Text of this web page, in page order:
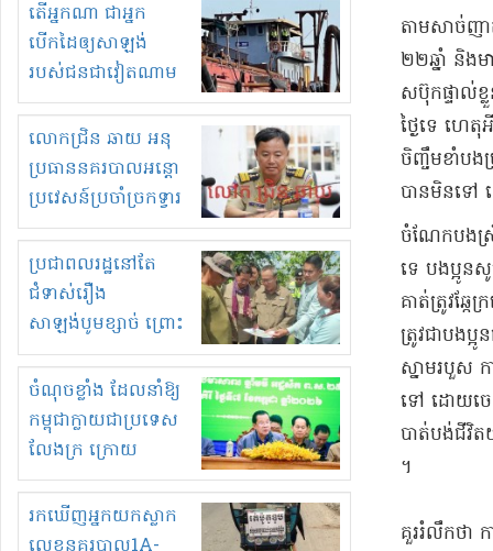
តើអ្នកណា ជាអ្នក
បើកដៃឲ្យសាឡង់
របស់ជនជាវៀតណាម
ចូល មកខុស
ច្បាប់លួចបូមខ្សាច់នៅ
ក្នុងប្រទេសកម្ពុជា
លោកជ្រិន ឆាយ អនុ
ប្រធាននគរបាលអន្តោ
ប្រវេសន៍ប្រចាំច្រកទ្វារ
ព្រំដែនភ្នំឌិន និងឈ្មួញ
មួយចំនួនទៀត
កំពង់តែគុបគិតគ្នា
ធ្វើសកម្មភាពរកស៊ីនិង
ស្តុកទំនិញគេចពន្ធ?
ប្រជាពលរដ្ឋនៅតែ
ជំទាស់រឿង
សាឡង់បូមខ្សាច់ ព្រោះ
ខ្លាចបាក់ច្រាំងទៀត!
ចំណុចខ្លាំង ដែលនាំឱ្យ
កម្ពុជាក្លាយជាប្រទេស
លែងក្រ ក្រោយ
ឆ្នាំ២០៣០
រកឃើញអ្នកយកស្លាក
តាម​សាច់ញា
២២​ឆ្នាំ និង​
ស​ប៊ុ​ក​ផ្ទាល់ខ្
ថ្ងៃ​ទេ ហេតុ​
ចិញ្ចឹមខាំបងប្
បាន​មិន​ទៅ
ចំណែក​បងស្រី​
ទេ បងប្អូន​សូ
គាត់​ត្រូវ​ឆ្ក
ត្រូវជា​បងប្
ស្នាមរបួស ក
ទៅ ដោយ​ចេ
បាត់បង់​ជីវិត​
។​
គួររំលឹកថា